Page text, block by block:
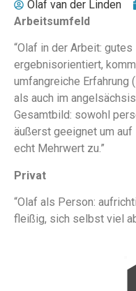
Olaf van der Linden
Arbeitsumfeld
“Olaf in der Arbeit:
ergebnisorientiert,
umfangreiche Erfahrung
als auch im
Gesamtbild: sowohl
äußerst geeignet um
echt Mehrwert zu.”
Privat
“Olaf als Person:
fleißig, sich selbst viel